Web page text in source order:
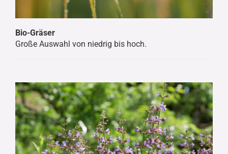
Bio-Gräser
Große Auswahl von niedrig bis hoch.